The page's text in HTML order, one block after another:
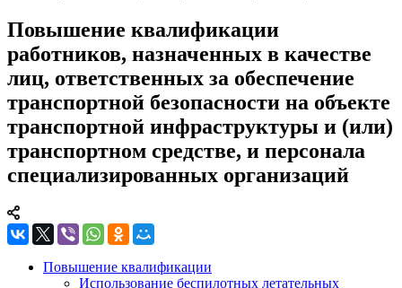
Повышение квалификации
работников, назначенных в качестве
лиц, ответственных за обеспечение
транспортной безопасности на объекте
транспортной инфраструктуры и (или)
транспортном средстве, и персонала
специализированных организаций
Повышение квалификации
Использование беспилотных летательных